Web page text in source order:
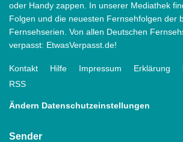
oder Handy zappen. In unserer Mediathek
Folgen und die neuesten Fernsehfolgen der
Fernsehserien. Von allen Deutschen
verpasst: EtwasVerpasst.de!
Kontakt Hilfe Impressum Erklärung
RSS
Ändern Datenschutzeinstellungen
Sender